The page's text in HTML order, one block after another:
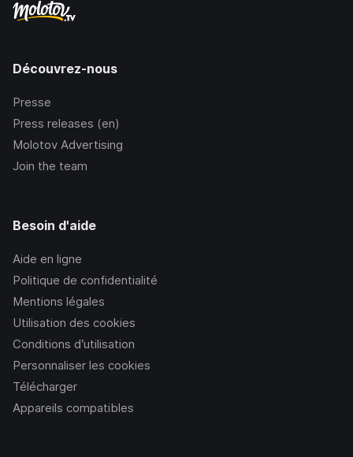
Découvrez-nous
Presse
Press releases (en)
Molotov Advertising
Join the team
Besoin d'aide
Aide en ligne
Politique de confidentialité
Mentions légales
Utilisation des cookies
Conditions d’utilisation
Personnaliser les cookies
Télécharger
Appareils compatibles